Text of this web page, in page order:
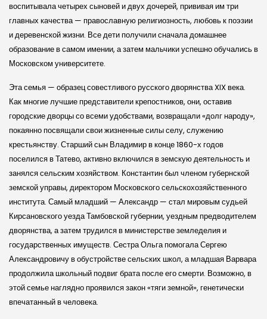
воспитывала четырех сыновей и двух дочерей, прививая им три
главных качества — православную религиозность, любовь к поэзии
и деревенской жизни. Все дети получили сначала домашнее
образование в самом имении, а затем мальчики успешно обучались в
Московском университете.
Эта семья — образец совестливого русского дворянства XIX века.
Как многие лучшие представители крепостников, они, оставив
городские дворцы со всеми удобствами, возвращали «долг народу»,
покаянно посвящали свои жизненные силы селу, служению
крестьянству. Старший сын Владимир в конце 1860-х годов
поселился в Татево, активно включился в земскую деятельность и
занялся сельским хозяйством. Константин был членом губернской
земской управы, директором Московского сельскохозяйственного
института. Самый младший — Александр — стал мировым судьей
Кирсановского уезда Тамбовской губернии, уездным предводителем
дворянства, а затем трудился в министерстве земледелия и
государственных имуществ. Сестра Ольга помогала Сергею
Александровичу в обустройстве сельских школ, а младшая Варвара
продолжила школьный подвиг брата после его смерти. Возможно, в
этой семье наглядно проявился закон «тяги земной», генетически
впечатанный в человека.